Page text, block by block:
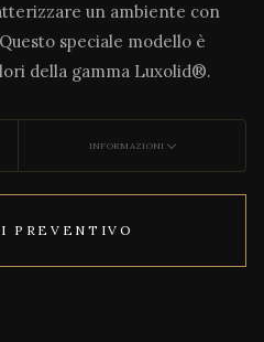
un ambiente con
speciale modello è
della gamma Luxolid®.
INFORMAZIONI
PREVENTIVO